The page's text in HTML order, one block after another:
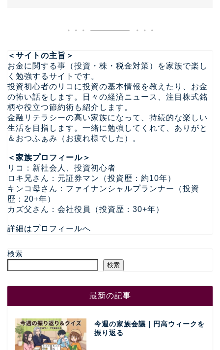
＜サイトの主旨＞
お金に関する事（投資・株・税金対策）を家族で楽し
く勉強するサイトです。
投資初心者のリコに投資の基本情報を教えたり、お金
の怖い話をします。日々の経済ニュース、注目株式銘
柄や役立つ節約術も紹介します。
金融リテラシーの高い家族になって、持続的な楽しい
生活を目指します。一緒に勉強してくれて、ありがと
＆おつふぁみ（お疲れ様でした）。
＜家族プロフィール＞
リコ：新社会人、投資初心者
ロキ兄さん：元証券マン（投資歴：約10年）
キンコ母さん：ファイナンシャルプランナー（投資
歴：20+年）
カズ父さん：会社役員（投資歴：30+年）
詳細はプロフィールへ
検索
検索
最新の記事
今週の家族会議｜円高ウィークを
振り返る